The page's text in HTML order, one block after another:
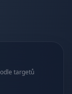
targetů